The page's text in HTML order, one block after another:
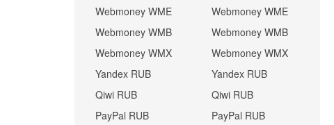
Webmoney WME
Webmoney WMB
Webmoney WMX
Yandex RUB
Qiwi RUB
PayPal RUB
Webmoney WME
Webmoney WMB
Webmoney WMX
Yandex RUB
Qiwi RUB
PayPal RUB